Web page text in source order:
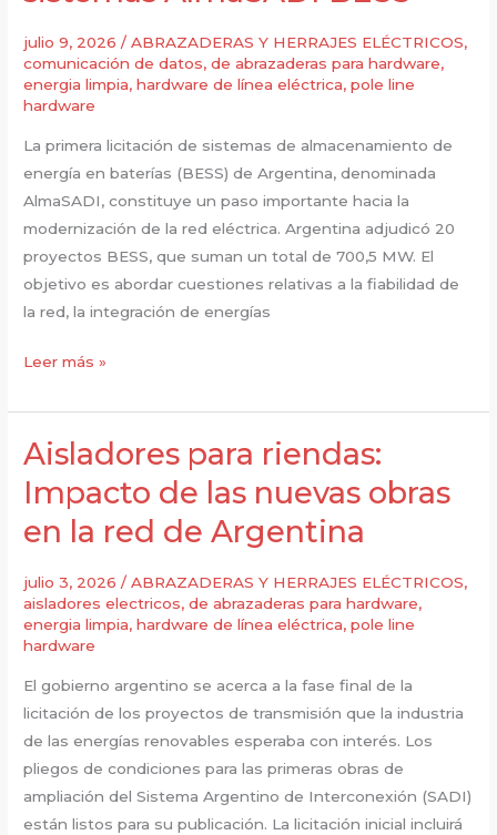
Argentina
julio 9, 2026/ABRAZADERAS Y HERRAJES ELÉCTRICOS,
comunicación de datos,de abrazaderas para hardware,
energia limpia,hardware de línea eléctrica,pole line
hardware
La primera licitación de sistemas de almacenamiento de
energía en baterías (BESS) de Argentina, denominada
AlmaSADI, constituye un paso importante hacia la
modernización de la red eléctrica. Argentina adjudicó 20
proyectos BESS, que suman un total de 700,5 MW. El
objetivo es abordar cuestiones relativas a la fiabilidad de
la red, la integración de energías
Abrazaderas
conexión
a
tipo
y
de
los
sistemas
BESS
Leer más »
Aisladores para riendas:
Impacto de las nuevas obras
en la red de Argentina
julio 3, 2026/ABRAZADERAS Y HERRAJES ELÉCTRICOS,
aisladores electricos,de abrazaderas para hardware,
energia limpia,hardware de línea eléctrica,pole line
hardware
El gobierno argentino se acerca a la fase final de la
licitación de los proyectos de transmisión que la industria
de las energías renovables esperaba con interés. Los
pliegos de condiciones para las primeras obras de
ampliación del Sistema Argentino de Interconexión (SADI)
están listos para su publicación. La licitación inicial incluirá